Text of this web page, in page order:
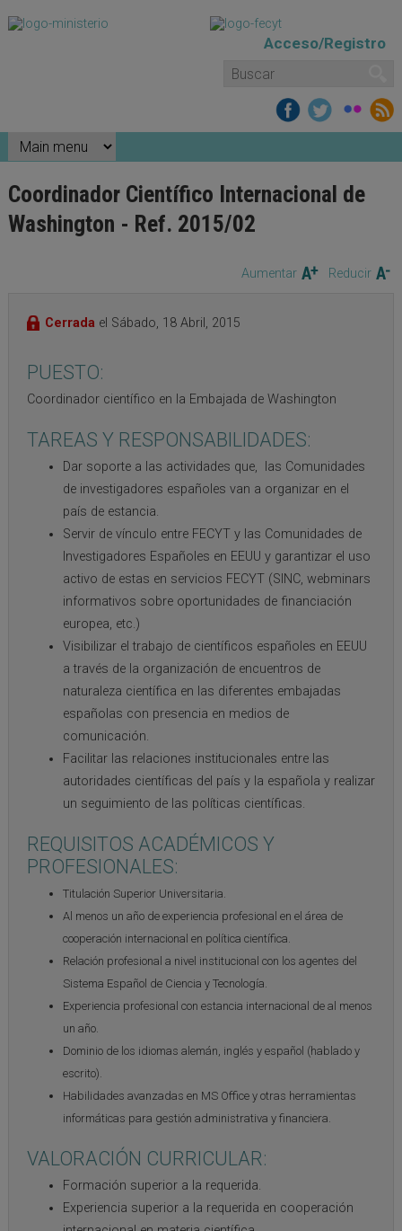
Acceso/Registro
Formulario de búsqueda
Buscar
Coordinador Científico Internacional de
Washington - Ref. 2015/02
Aumentar Reducir
Cerrada el Sábado, 18 Abril, 2015
PUESTO:
Coordinador científico en la Embajada de Washington
TAREAS Y RESPONSABILIDADES:
Dar soporte a las actividades que, las Comunidades
de investigadores españoles van a organizar en el
país de estancia.
Servir de vínculo entre FECYT y las Comunidades de
Investigadores Españoles en EEUU y garantizar el uso
activo de estas en servicios FECYT (SINC, webminars
informativos sobre oportunidades de financiación
europea, etc.)
Visibilizar el trabajo de científicos españoles en EEUU
a través de la organización de encuentros de
naturaleza científica en las diferentes embajadas
españolas con presencia en medios de
comunicación.
Facilitar las relaciones institucionales entre las
autoridades científicas del país y la española y realizar
un seguimiento de las políticas científicas.
REQUISITOS ACADÉMICOS Y
PROFESIONALES:
Titulación Superior Universitaria.
Al menos un año de experiencia profesional en el área de
cooperación internacional en política científica.
Relación profesional a nivel institucional con los agentes del
Sistema Español de Ciencia y Tecnología.
Experiencia profesional con estancia internacional de al menos
un año.
Dominio de los idiomas alemán, inglés y español (hablado y
escrito).
Habilidades avanzadas en MS Office y otras herramientas
informáticas para gestión administrativa y financiera.
VALORACIÓN CURRICULAR:
Formación superior a la requerida.
Experiencia superior a la requerida en cooperación